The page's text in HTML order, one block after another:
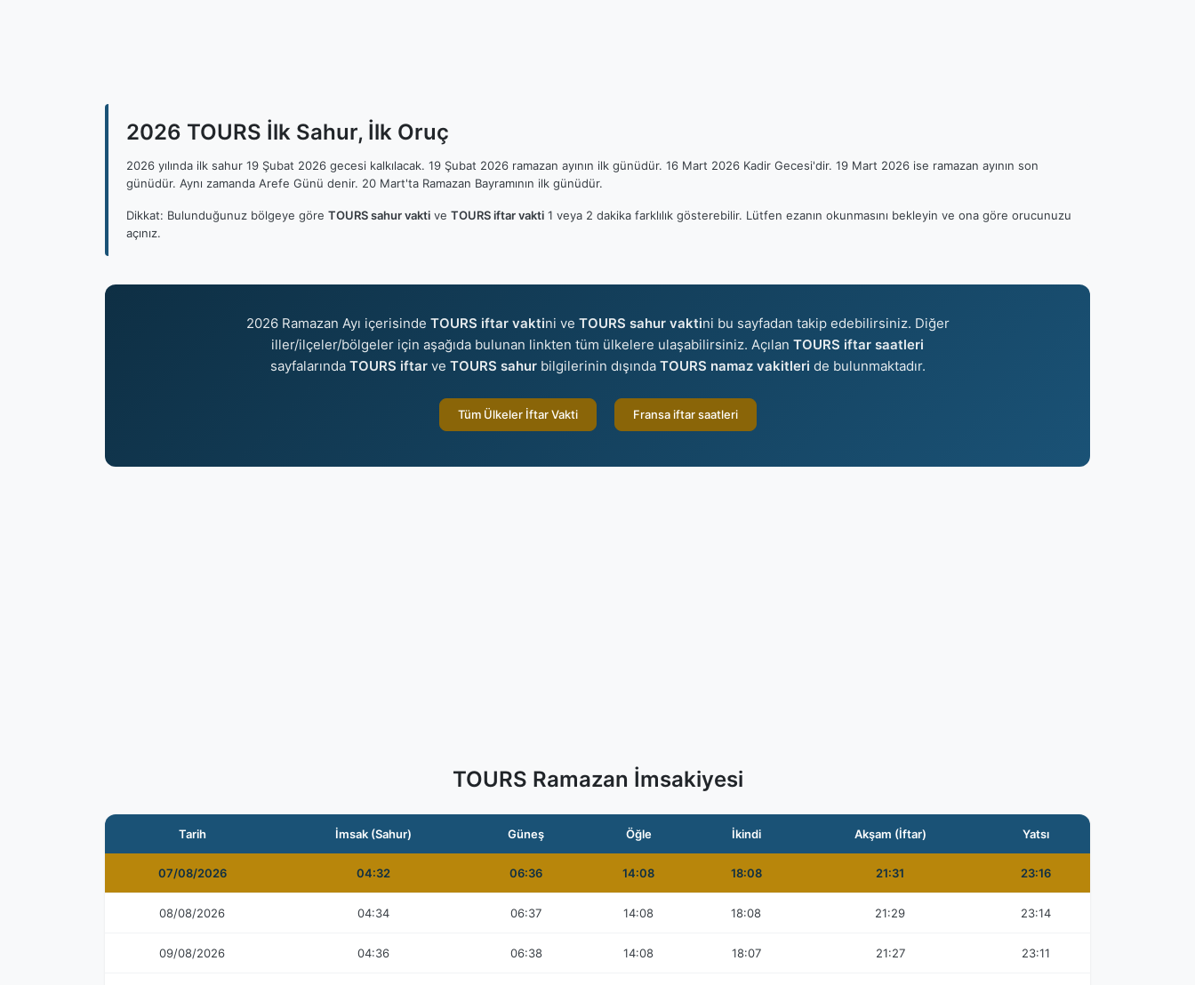
2026 TOURS İlk Sahur, İlk Oruç
2026 yılında ilk sahur 19 Şubat 2026 gecesi kalkılacak. 19 Şubat 2026 ramazan ayının ilk günüdür. 16 Mart 2026 Kadir Gecesi'dir. 19 Mart 2026 ise ramazan ayının son
günüdür. Aynı zamanda Arefe Günü denir. 20 Mart'ta Ramazan Bayramının ilk günüdür.
Dikkat: Bulunduğunuz bölgeye göre TOURS sahur vakti ve TOURS iftar vakti 1 veya 2 dakika farklılık gösterebilir. Lütfen ezanın okunmasını bekleyin ve ona göre orucunuzu
açınız.
2026 Ramazan Ayı içerisinde TOURS iftar vaktini ve TOURS sahur vaktini bu sayfadan takip edebilirsiniz. Diğer
iller/ilçeler/bölgeler için aşağıda bulunan linkten tüm ülkelere ulaşabilirsiniz. Açılan TOURS iftar saatleri
sayfalarında TOURS iftarve TOURS sahurbilgilerinin dışında TOURS namaz vakitleri de bulunmaktadır.
Tüm Ülkeler İftar Vakti Fransa iftar saatleri
TOURS Ramazan İmsakiyesi
Tarih İmsak (Sahur) Güneş Öğle İkindi Akşam (İftar) Yatsı
07/08/2026 04:32 06:36 14:08 18:08 21:31 23:16
08/08/2026 04:34 06:37 14:08 18:08 21:29 23:14
09/08/2026 04:36 06:38 14:08 18:07 21:27 23:11